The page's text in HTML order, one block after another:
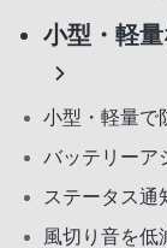
小型・軽
小型・軽量で
バッテリーア
ステータス通
風切り音を低